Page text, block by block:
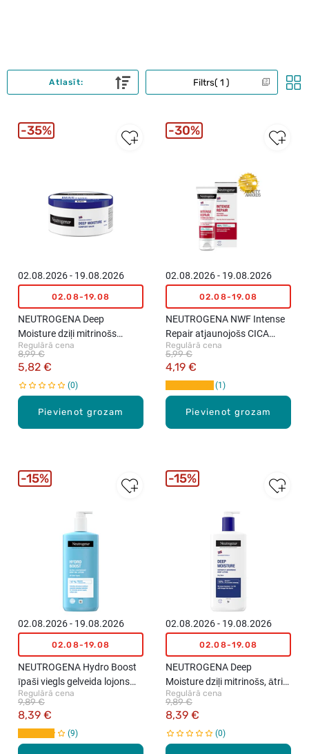
Filtrs 1
Atlasīt:
Pievienot grozam
02.08.2026 - 19.08.2026
02.08-19.08
NEUTROGENA Deep
Moisture dziļi mitrinošs
balzams, 300ml
Regulārā cena
5,82 €
8,99 €
0
35%
Pievienot grozam
02.08.2026 - 19.08.2026
02.08-19.08
NEUTROGENA NWF Intense
Repair atjaunojošs CICA
krēms pēdām, 50ml
Regulārā cena
4,19 €
5,99 €
1
30%
02.08.2026 - 19.08.2026
02.08-19.08
NEUTROGENA Hydro Boost
īpaši viegls gelveida lojons
ķermenim, 400ml
Regulārā cena
8,39 €
9,89 €
9
15%
02.08.2026 - 19.08.2026
02.08-19.08
NEUTROGENA Deep
Moisture dziļi mitrinošs, ātri
absorbējošs ķermeņa
losjons, 400ml
Regulārā cena
8,39 €
9,89 €
0
15%